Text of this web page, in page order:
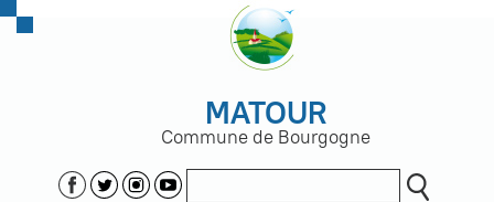
MATOUR
Commune de Bourgogne